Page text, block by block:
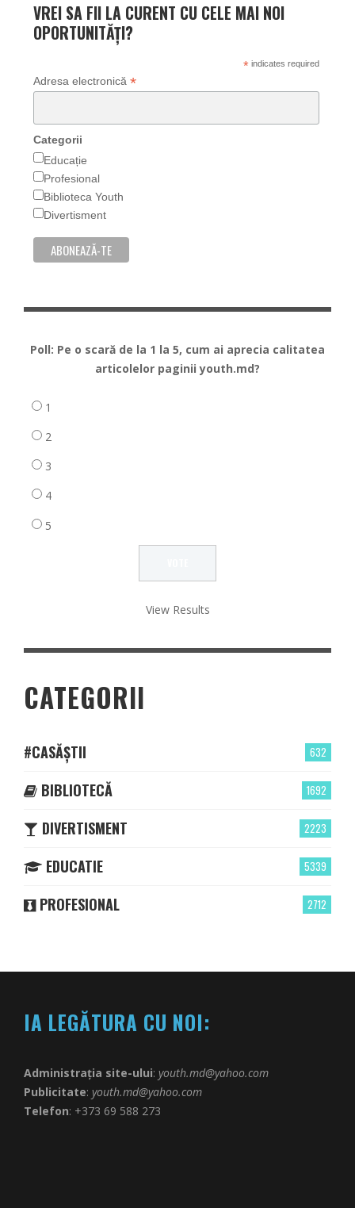
VREI SA FII LA CURENT CU CELE MAI NOI
OPORTUNITĂȚI?
*indicates required
Adresa electronică *
Categorii
Educație
Profesional
Biblioteca Youth
Divertisment
Poll: Pe o scară de la 1 la 5, cum ai aprecia calitatea
articolelor paginii youth.md?
1
2
3
4
5
View Results
CATEGORII
632
#CASĂȘTII
1692
BIBLIOTECĂ
2223
DIVERTISMENT
5339
EDUCATIE
2712
PROFESIONAL
IA LEGĂTURA CU NOI:
Administrația site-ului: youth.md@yahoo.com
Publicitate: youth.md@yahoo.com
Telefon: +373 69 588 273